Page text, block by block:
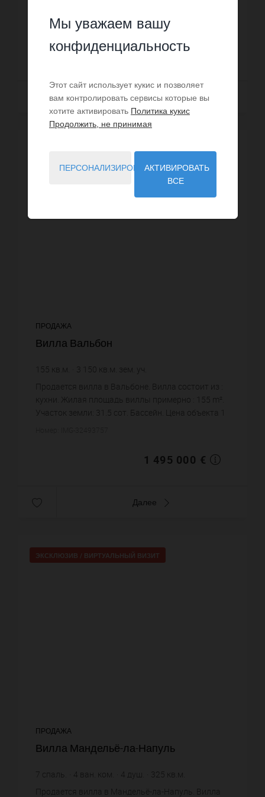
душевой, трех санузлов. Жилая площадь виллы
примерно : 133 m². Участок...
Номер: IMG-32493758
745 000 €
Далее
ПРОДАЖА
Вилла Вальбон
155 кв.м. 3 150 кв.м. зем. уч.
цена за кв.м.
Продается вилла в Вальбоне. Вилла состоит из :
кухни. Жилая площадь виллы примерно : 155 m².
Участок земли: 31.5 сот. Бассейн. Цена объекта 1
1 495 000 €
Далее
ЭКСКЛЮЗИВ / ВИРТУАЛЬНЫЙ ВИЗИТ
ПРОДАЖА
Вилла Мандельё-ла-Напуль
7 спаль. 4 ван. ком. 4 душ. 325 кв.м.
Продается вилла в Мандельё-ла-Напуль. Вилла
Мы уважаем вашу
конфиденциальность
Этот сайт использует кукис и позволяет
вам контролировать сервисы которые вы
хотите активировать Политика кукис
Продолжить, не принимая
ПЕРСОНАЛИЗИРОВАТЬАКТИВИРОВАТЬ
ВСЕ